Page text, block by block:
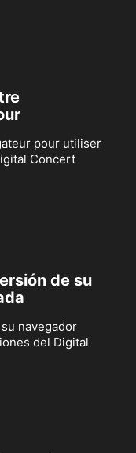
pour utiliser
Concert
de su
navegador
del Digital